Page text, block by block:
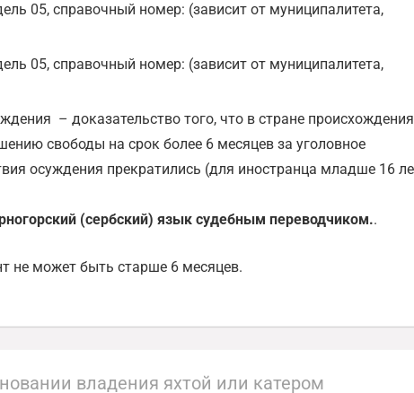
05, справочный номер: (зависит от муниципалитета,
05, справочный номер: (зависит от муниципалитета,
– доказательство того, что в стране
свободы на срок более 6 месяцев за уголовное
осуждения прекратились (для иностранца младше 16
(сербский) язык судебным переводчиком..
не может быть старше 6 месяцев.
владения яхтой или катером